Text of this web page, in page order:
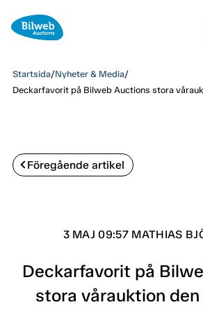
Startsida/Nyheter & Media/
Deckarfavorit på Bilweb Auctions stora
Föregående artikel
3 MAJ 09:57 MATHIAS
Deckarfavorit på
stora vårauktion den